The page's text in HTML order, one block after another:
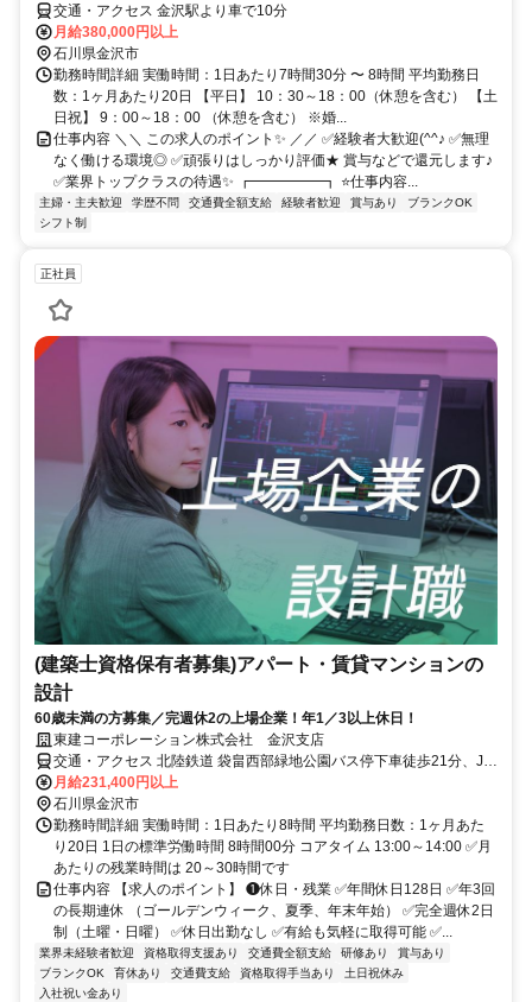
交通・アクセス 金沢駅より車で10分
月給380,000円以上
石川県金沢市
勤務時間詳細 実働時間：1日あたり7時間30分 〜 8時間 平均勤務日
数：1ヶ月あたり20日 【平日】 10：30～18：00（休憩を含む） 【土
日祝】 9：00～18：00 （休憩を含む） ※婚...
仕事内容 ＼＼ この求人のポイント✨ ／／ ✅経験者大歓迎(^^♪ ✅無理
なく働ける環境◎ ✅頑張りはしっかり評価★ 賞与などで還元します♪
✅業界トップクラスの待遇✨ ┏━━━━━┓ ⭐仕事内容...
主婦・主夫歓迎 学歴不問 交通費全額支給 経験者歓迎 賞与あり
ブランクOK
シフト制
正社員
(建築士資格保有者募集)アパート・賃貸マンションの
設計
60歳未満の方募集／完週休2の上場企業！年1／3以上休日！
東建コーポレーション株式会社 金沢支店
交通・アクセス 北陸鉄道 袋畠西部緑地公園バス停下車徒歩21分、JR
北陸本線 西金沢駅下車徒歩25分
月給231,400円以上
石川県金沢市
勤務時間詳細 実働時間：1日あたり8時間 平均勤務日数：1ヶ月あた
り20日 1日の標準労働時間 8時間00分 コアタイム 13:00～14:00 ✅月
あたりの残業時間は 20～30時間です
仕事内容 【求人のポイント】 ❶休日・残業 ✅年間休日128日 ✅年3回
の長期連休 （ゴールデンウィーク、夏季、年末年始） ✅完全週休2日
制（土曜・日曜） ✅休日出勤なし ✅有給も気軽に取得可能 ✅...
業界未経験者歓迎 資格取得支援あり 交通費全額支給 研修あり
賞与あり
ブランクOK
育休あり 交通費支給 資格取得手当あり
土日祝休み
入社祝い金あり